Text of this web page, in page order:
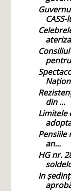
CASS-
din ...
Limitele
Pensiile
an...
HG nr.
In